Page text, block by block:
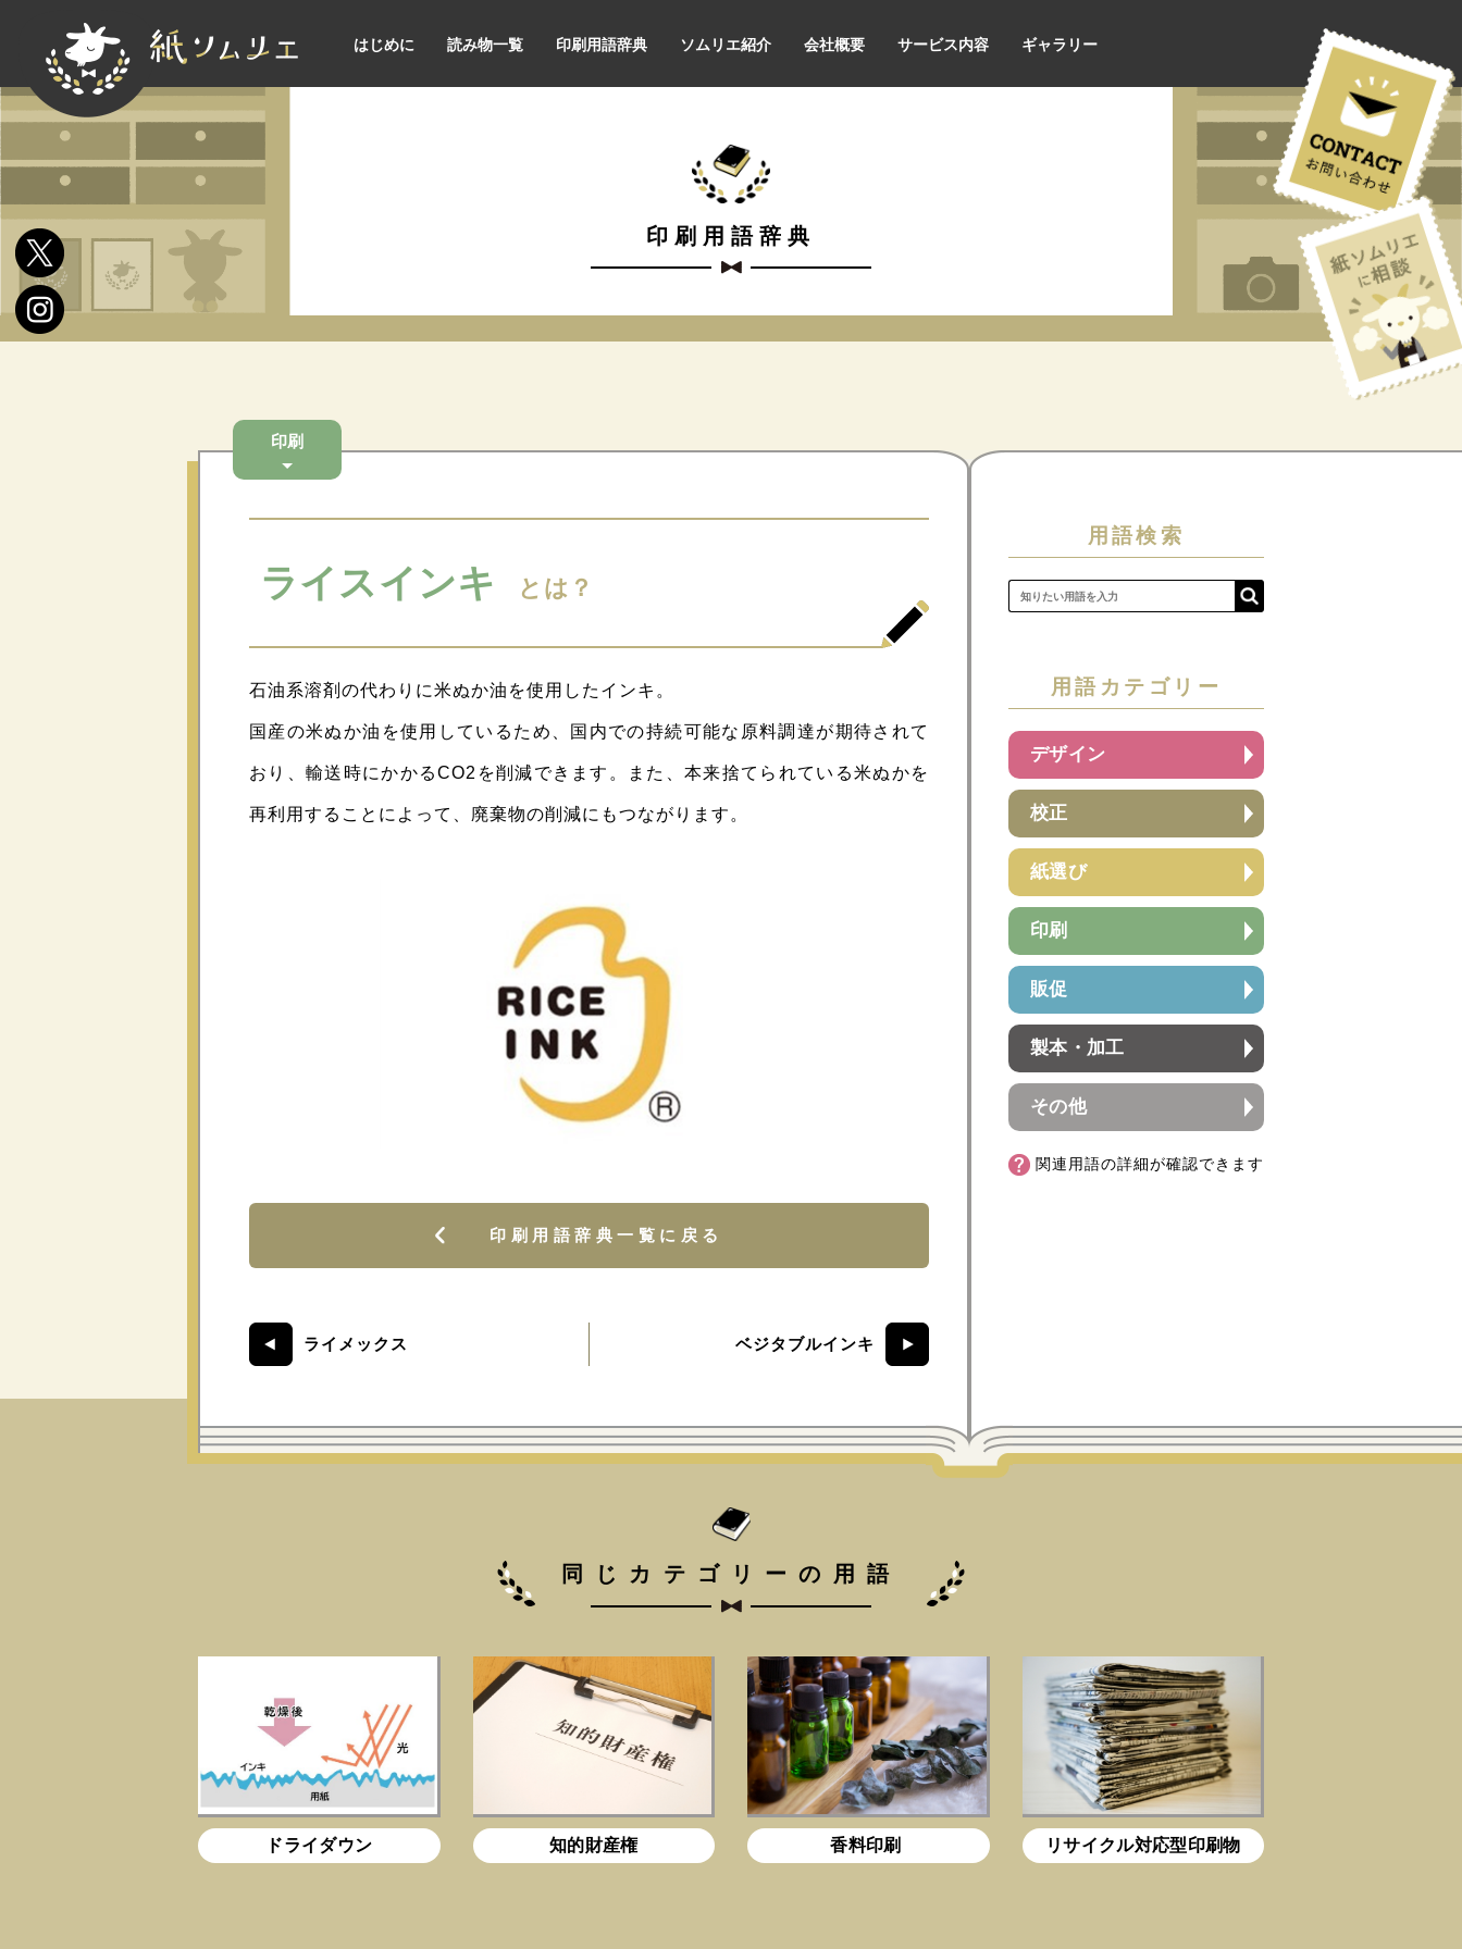
はじめに 読み物一覧 印刷用語辞典 ソムリエ紹介 会社概要 サービス内容 ギャラリー
印刷用語辞典
印刷
ライスインキ とは？
石油系溶剤の代わりに米ぬか油を使用したインキ。
国産の米ぬか油を使用しているため、国内での持続可能な原料調達が期待されて
おり、輸送時にかかるCO2を削減できます。また、本来捨てられている米ぬかを
再利用することによって、廃棄物の削減にもつながります。
印刷用語辞典一覧に戻る
ライメックス ベジタブルインキ
用語検索
用語カテゴリー
デザイン
校正
紙選び
印刷
販促
製本・加工
その他
関連用語の詳細が確認できます
同じカテゴリーの用語
ドライダウン 知的財産権 香料印刷 リサイクル対応型印刷物